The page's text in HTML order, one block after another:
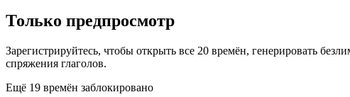
Только предпросмотр
Зарегистрируйтесь, чтобы открыть все 20 времён, генерировать
спряжения глаголов.
Ещё 19 времён заблокировано